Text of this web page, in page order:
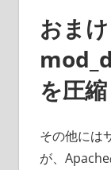
おま
を圧
その他には
が、